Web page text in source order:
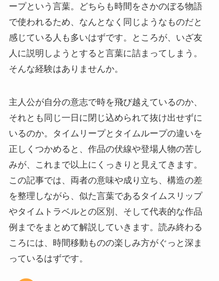
ープという言葉。どちらも時間をさかのぼる物語
で使われるため、なんとなく同じようなものだと
感じている人も多いはずです。ところが、いざ友
人に説明しようとすると言葉に詰まってしまう。
そんな経験はありませんか。
主人公が自分の意志で時を飛び越えているのか、
それとも同じ一日に閉じ込められて抜け出せずに
いるのか。タイムリープとタイムループの違いを
正しくつかめると、作品の伏線や登場人物の苦し
みが、これまで以上にくっきりと見えてきます。
この記事では、両者の意味や成り立ち、構造の差
を整理しながら、似た言葉であるタイムスリップ
やタイムトラベルとの区別、そして代表的な作品
例までをまとめて解説していきます。読み終わる
ころには、時間移動ものの楽しみ方がぐっと深ま
っているはずです。